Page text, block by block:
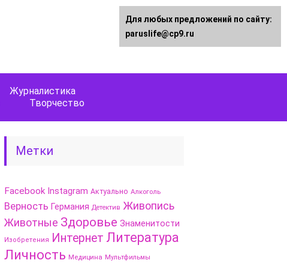
Журналистика
Творчество
Метки
Facebook Instagram Актуально Алкоголь
Верность Германия Детектив Живопись
Животные Здоровье Знаменитости
Изобретения Интернет Литература
Личность Медицина Мультфильмы
Для любых предложений по сайту:
paruslife@cp9.ru